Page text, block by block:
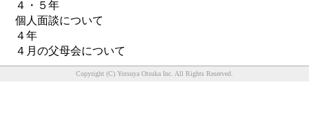
４・５年
個人面談について
４年
４月の父母会について
Copyright (C) Yotsuya Otsuka Inc. All Rights Reserved.